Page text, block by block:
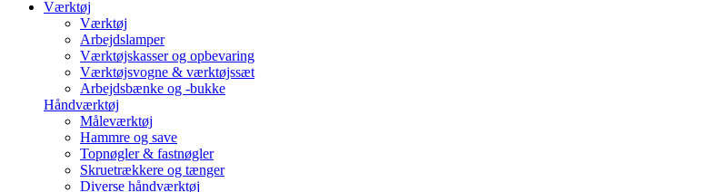
Værktøj
Værktøj
Arbejdslamper
Værktøjskasser og opbevaring
Værktøjsvogne & værktøjssæt
Arbejdsbænke og -bukke
Håndværktøj
Måleværktøj
Hammre og save
Topnøgler & fastnøgler
Skruetrækkere og tænger
Diverse håndværktøj